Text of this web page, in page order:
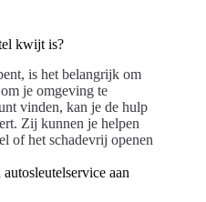
kwijt is?
is het belangrijk om
je omgeving te
vinden, kan je de hulp
Zij kunnen je helpen
of het schadevrij openen
aan